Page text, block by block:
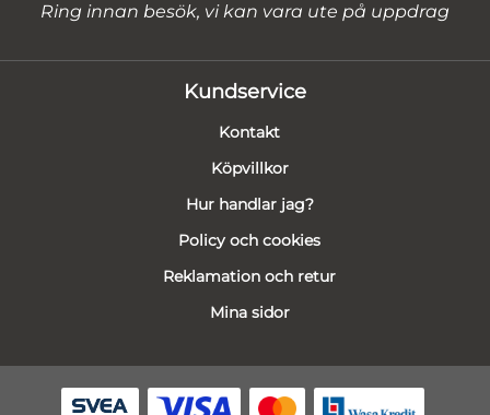
Ring innan besök, vi kan vara ute på uppdrag
Kundservice
Kontakt
Köpvillkor
Hur handlar jag?
Policy och cookies
Reklamation och retur
Mina sidor